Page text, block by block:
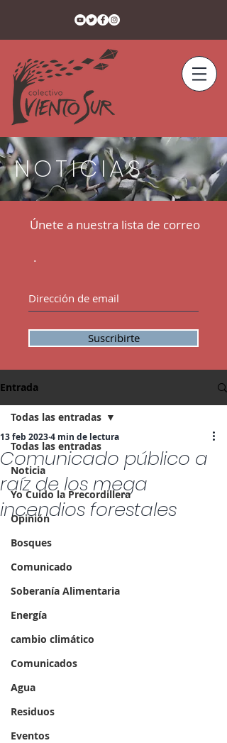
NOTICIAS
Únete a nuestra lista de correo
.
Suscribirte
Entrada
Todas las entradas
Noticia
Yo Cuido la Precordillera
Opinión
Bosques
Comunicado
Soberanía Alimentaria
Energía
cambio climático
Comunicados
Agua
Residuos
Eventos
Todas las entradas
Comunicado público a
raíz de los mega
incendios forestales
13 feb 20234 min de lectura